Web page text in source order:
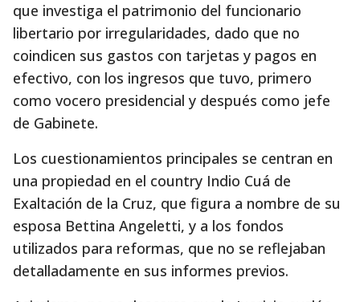
que investiga el patrimonio del funcionario
libertario por irregularidades, dado que no
coindicen sus gastos con tarjetas y pagos en
efectivo, con los ingresos que tuvo, primero
como vocero presidencial y después como jefe
de Gabinete.
Los cuestionamientos principales se centran en
una propiedad en el country Indio Cuá de
Exaltación de la Cruz, que figura a nombre de su
esposa Bettina Angeletti, y a los fondos
utilizados para reformas, que no se reflejaban
detalladamente en sus informes previos.